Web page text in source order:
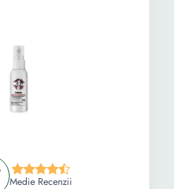
Medie Recenzii